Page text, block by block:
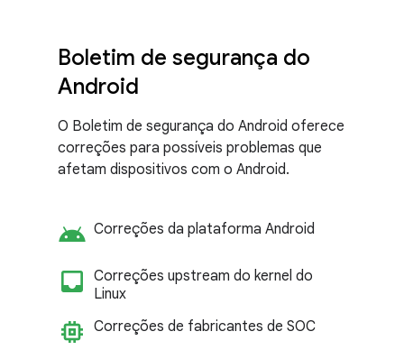
Boletim de segurança do
Android
O Boletim de segurança do Android oferece
correções para possíveis problemas que
afetam dispositivos com o Android.
android Correções da plataforma Android
inbox_customize
Correções upstream do kernel do
Linux
memory Correções de fabricantes de SOC